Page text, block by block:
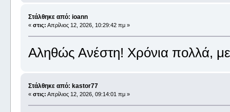
Στάλθηκε από: ioann
« στις: Απρίλιος 12, 2026, 10:29:42 πμ »
Αληθώς Ανέστη! Χρόνια πολλά,
Στάλθηκε από: kastor77
« στις: Απρίλιος 12, 2026, 09:14:01 πμ »